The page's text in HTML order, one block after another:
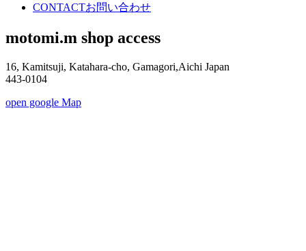
CONTACTお問い合わせ
motomi.m shop access
16, Kamitsuji, Katahara-cho, Gamagori,Aichi Japan
443-0104
open google Map